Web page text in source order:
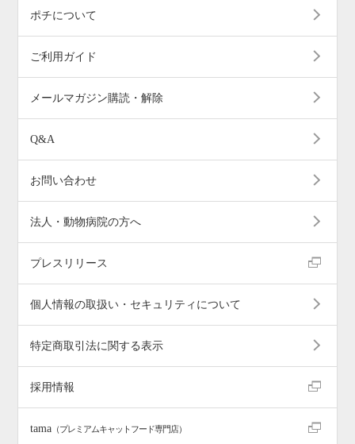
ポチについて
ご利用ガイド
メールマガジン購読・解除
Q&A
お問い合わせ
法人・動物病院の方へ
プレスリリース
個人情報の取扱い・セキュリティについて
特定商取引法に関する表示
採用情報
tama （プレミアムキャットフード専門店）